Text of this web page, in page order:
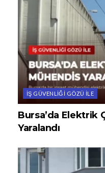
İŞ GÜVENLIĞI GÖZÜ ILE
Bursa’da Elektrik
Yaralandı